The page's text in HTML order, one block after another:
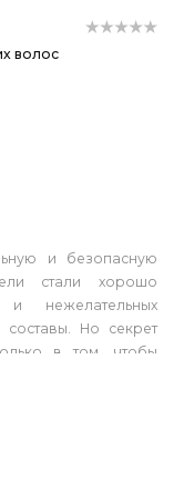
волос
и безопасную
стали хорошо
нежелательных
составы. Но секрет
в том, чтобы
но и помочь им